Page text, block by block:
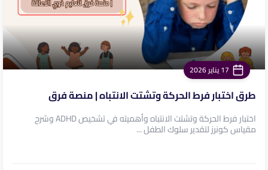
17 يناير 2026
طرق اختبار فرط الحركة وتشتت الانتباه | منصة فرق
اختبار فرط الحركة وتشتت الانتباه وأهميته في تشخيص ADHD وشرح
مقياس كونرز لتقدير سلوك الطفل ...